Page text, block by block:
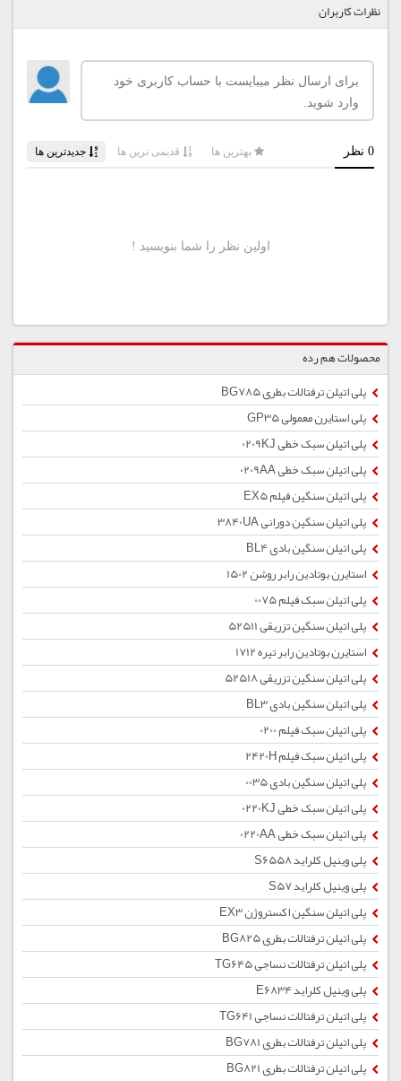
نظرات کاربران
محصولات هم رده
پلی اتیلن ترفتالات بطری BG785
پلی استایرن معمولی GP35
پلی اتیلن سبک خطی 0209KJ
پلی اتیلن سبک خطی 0209AA
پلی اتیلن سنگین فیلم EX5
پلی اتیلن سنگین دورانی 3840UA
پلی اتیلن سنگین بادی BL4
استایرن بوتادین رابر روشن 1502
پلی اتیلن سبک فیلم 0075
پلی اتیلن سنگین تزریقی 52511
استایرن بوتادین رابر تیره 1712
پلی اتیلن سنگین تزریقی 52518
پلی اتیلن سنگین بادی BL3
پلی اتیلن سبک فیلم 0200
پلی اتیلن سبک فیلم 2420H
پلی اتیلن سنگین بادی 0035
پلی اتیلن سبک خطی 0220KJ
پلی اتیلن سبک خطی 0220AA
پلی وینیل کلراید S6558
پلی وینیل کلراید S57
پلی اتیلن سنگین اکستروژن EX3
پلی اتیلن ترفتالات بطری BG825
پلی اتیلن ترفتالات نساجی TG645
پلی وینیل کلراید E6834
پلی اتیلن ترفتالات نساجی TG641
پلی اتیلن ترفتالات بطری BG781
پلی اتیلن ترفتالات بطری BG821